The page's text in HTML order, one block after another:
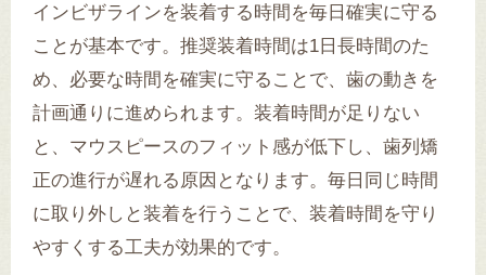
インビザラインを装着する時間を毎日確実に守る
ことが基本です。推奨装着時間は1日長時間のた
め、必要な時間を確実に守ることで、歯の動きを
計画通りに進められます。装着時間が足りない
と、マウスピースのフィット感が低下し、歯列矯
正の進行が遅れる原因となります。毎日同じ時間
に取り外しと装着を行うことで、装着時間を守り
やすくする工夫が効果的です。